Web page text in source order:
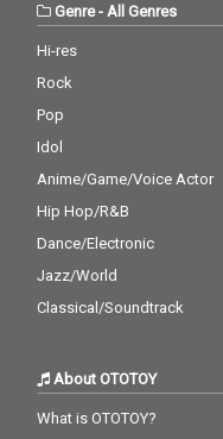
Genre- All Genres
Hi-res
Rock
Pop
Idol
Anime/Game/Voice Actor
Hip Hop/R&B
Dance/Electronic
Jazz/World
Classical/Soundtrack
About OTOTOY
What is OTOTOY?